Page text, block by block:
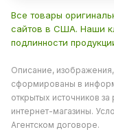
Все товары
сайтов в США. Наши
подлинности
Описание,
сформированы в
открытых источников
интернет-магазины.
Агентском договоре.